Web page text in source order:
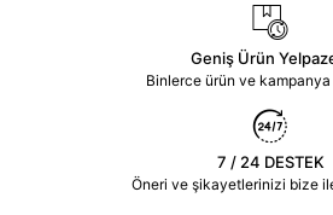
Geniş Ürün
Binlerce ürün ve
7 / 24 DESTEK
Öneri ve şikayetlerinizi bize